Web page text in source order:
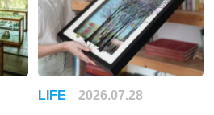
LIFE 2026.07.28